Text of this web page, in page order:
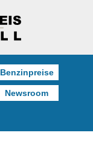
Benzinpreise
Newsroom